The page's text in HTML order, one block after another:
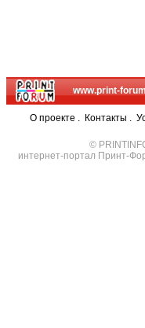
www.print-
О проекте . Контакты .
©
интернет-портал Принт-